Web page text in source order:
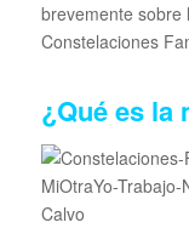
brevemente sobre
Constelaciones
¿Qué es la